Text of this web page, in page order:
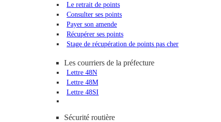
Le retrait de points
Consulter ses points
Payer son amende
Récupérer ses points
Stage de récupération de points pas cher
Les courriers de la préfecture
Lettre 48N
Lettre 48M
Lettre 48SI
Sécurité routière